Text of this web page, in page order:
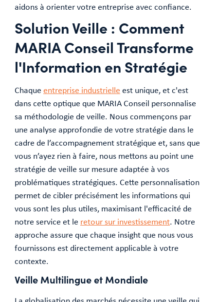
aidons à orienter votre entreprise avec confiance.
Solution Veille : Comment
MARIA Conseil Transforme
l'Information en Stratégie
Chaque entreprise industrielle est unique, et c'est
dans cette optique que MARIA Conseil personnalise
sa méthodologie de veille. Nous commençons par
une analyse approfondie de votre stratégie dans le
cadre de l’accompagnement stratégique et, sans que
vous n’ayez rien à faire, nous mettons au point une
stratégie de veille sur mesure adaptée à vos
problématiques stratégiques. Cette personnalisation
permet de cibler précisément les informations qui
vous sont les plus utiles, maximisant l'efficacité de
notre service et le retour sur investissement. Notre
approche assure que chaque insight que nous vous
fournissons est directement applicable à votre
contexte.
Veille Multilingue et Mondiale